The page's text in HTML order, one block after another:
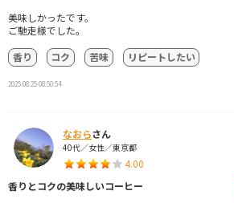
美味しかったです。
ご馳走様でした。
香り
コク 苦味 リピートしたい
2025.08.25 08:50:54
なおらさん
40代／女性／東京都
4.00
香りとコクの美味しいコーヒー